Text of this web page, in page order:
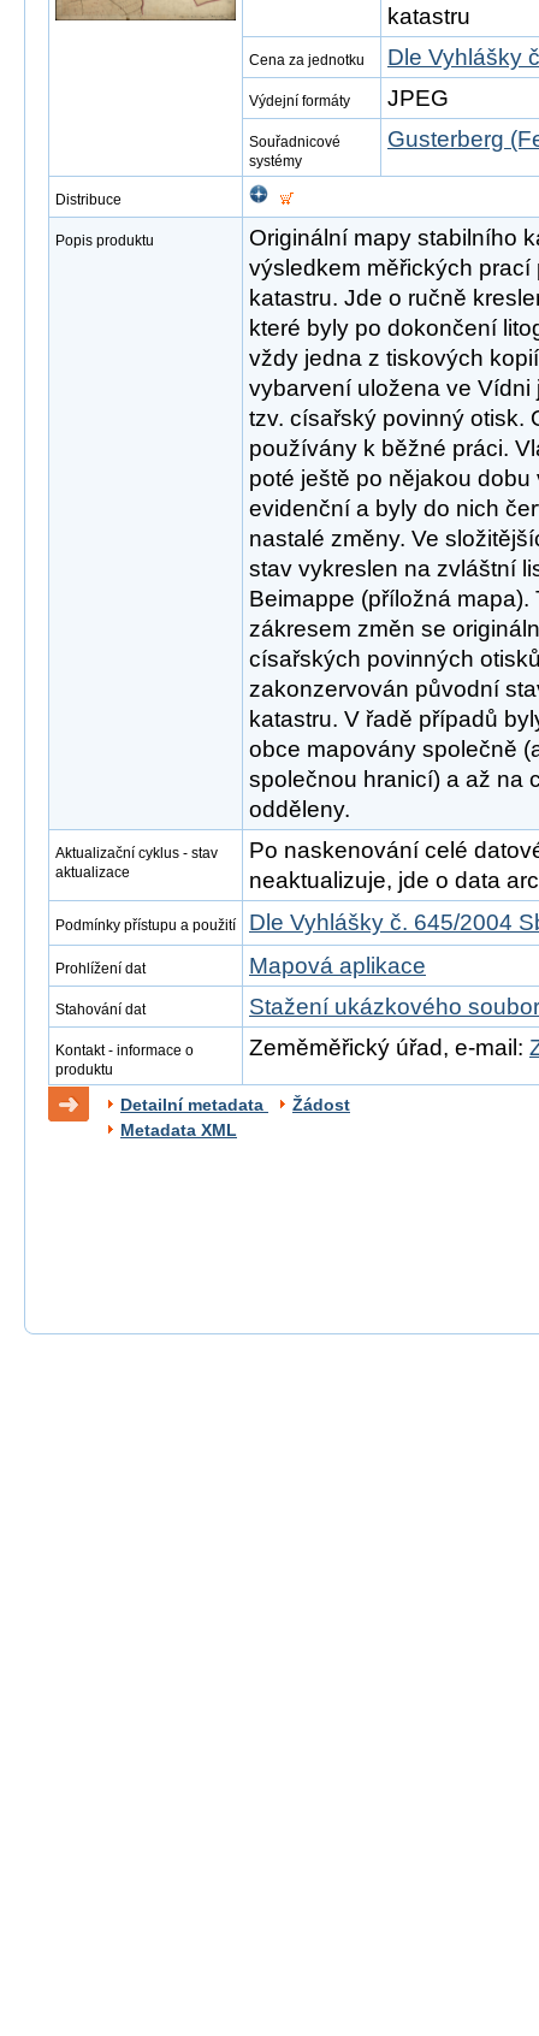
katastru
Cena za jednotku Dle Vyhlášky
Výdejní formáty JPEG
Souřadnicové
systémy
Gusterberg
Distribuce
Popis produktu
Originální mapy stabilního
výsledkem měřických
katastru. Jde o ručně
které byly po dokončení
vždy jedna z tiskových
vybarvení uložena ve Vídni
tzv. císařský povinný otisk.
používány k běžné práci.
poté ještě po nějakou
evidenční a byly do nich
nastalé změny. Ve
stav vykreslen na zvláštní
Beimappe (příložná
zákresem změn se
císařských povinných
zakonzervován původní
katastru. V řadě případů
obce mapovány společně
společnou hranicí) a až na
odděleny.
Aktualizační cyklus - stav
aktualizace
Po naskenování celé
neaktualizuje, jde o data
Podmínky přístupu a použití Dle Vyhlášky č. 645/2004
Prohlížení dat Mapová aplikace
Stahování dat Stažení ukázkového
Kontakt - informace o
produktu
Zeměměřický úřad, e-mail:
Detailní metadata
Žádost
Metadata XML